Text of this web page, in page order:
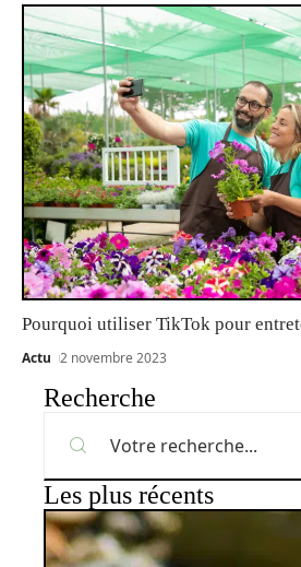
Pourquoi utiliser TikTok pour
Actu 2 novembre 2023
Recherche
Les plus récents